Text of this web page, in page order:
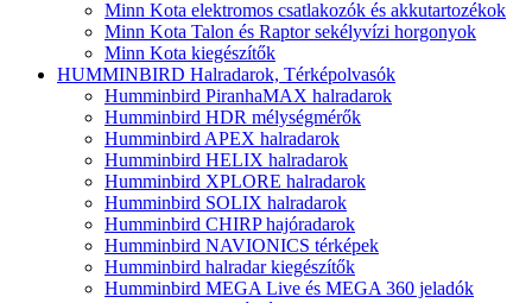
Minn Kota elektromos csatlakozók és akkutartozékok
Minn Kota Talon és Raptor sekélyvízi horgonyok
Minn Kota kiegészítők
HUMMINBIRD Halradarok, Térképolvasók
Humminbird PiranhaMAX halradarok
Humminbird HDR mélységmérők
Humminbird APEX halradarok
Humminbird HELIX halradarok
Humminbird XPLORE halradarok
Humminbird SOLIX halradarok
Humminbird CHIRP hajóradarok
Humminbird NAVIONICS térképek
Humminbird halradar kiegészítők
Humminbird MEGA Live és MEGA 360 jeladók